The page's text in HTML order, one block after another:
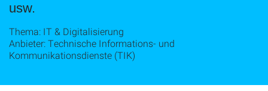
usw.
Thema: IT & Digitalisierung
Anbieter: Technische Informations- und
Kommunikationsdienste (TIK)